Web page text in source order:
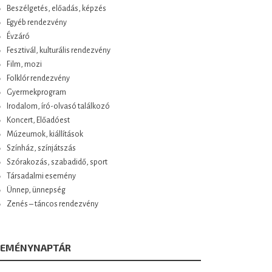
Beszélgetés, előadás, képzés
Egyéb rendezvény
Évzáró
Fesztivál, kulturális rendezvény
Film, mozi
Folklór rendezvény
Gyermekprogram
Irodalom, író-olvasó találkozó
Koncert, Előadóest
Múzeumok, kiállítások
Színház, színjátszás
Szórakozás, szabadidő, sport
Társadalmi esemény
Ünnep, ünnepség
Zenés – táncos rendezvény